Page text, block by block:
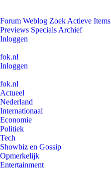
Forum Weblog Zoek Actieve Items
Previews Specials Archief
Inloggen
fok.nl
Inloggen
fok.nl
Actueel
Nederland
Internationaal
Economie
Politiek
Tech
Showbiz en Gossip
Opmerkelijk
Entertainment